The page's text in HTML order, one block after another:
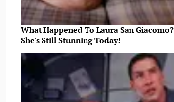
What Happened To Laura San Giacomo?
She's Still Stunning Today!